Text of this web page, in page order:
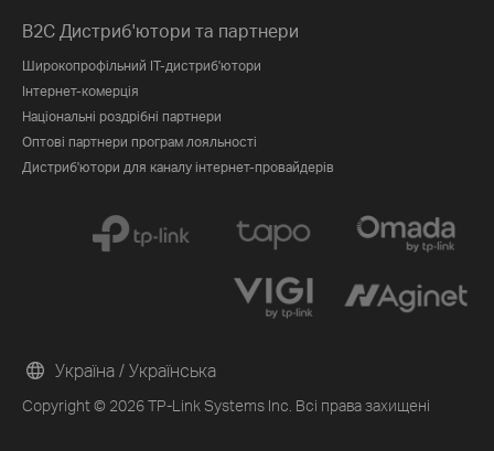
B2C Дистриб'ютори та партнери
Широкопрофільний IT-дистриб'ютори
Інтернет-комерція
Національні роздрібні партнери
Оптові партнери програм лояльності
Дистриб'ютори для каналу інтернет-провайдерів
Copyright © 2026 TP-Link Systems Inc. Всі права захищені
Україна / Українська